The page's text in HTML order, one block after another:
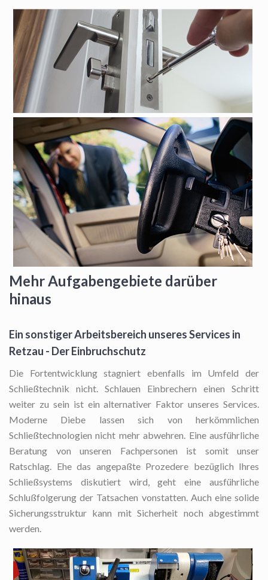
Mehr Aufgabengebiete darüber
hinaus
Ein sonstiger Arbeitsbereich unseres Services in
Retzau - Der Einbruchschutz
Die Fortentwicklung stagniert ebenfalls im Umfeld der
Schließtechnik nicht. Schlauen Einbrechern einen Schritt
weiter zu sein ist ein alternativer Faktor unseres Services.
Moderne Diebe lassen sich von herkömmlichen
Schließtechnologien nicht mehr abwehren. Eine ausführliche
Beratung von unseren Fachpersonen ist somit unser
Ratschlag. Ehe das angepaßte Prozedere bezüglich Ihres
Schließsystems diskutiert wird, geht eine ausführliche
Schlußfolgerung der Tatsachen vonstatten. Auch eine solide
Sicherungsstruktur kann mit Sicherheit noch abgestimmt
werden.